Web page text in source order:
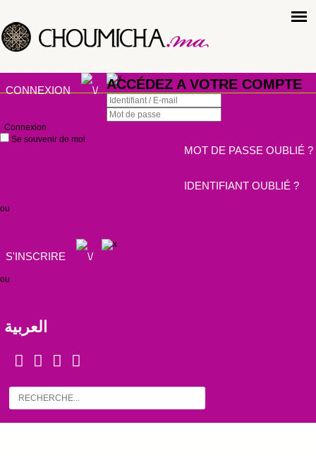
CONNEXION ACCÉDEZ A VOTRE COMPTE
Connexion
Se souvenir de moi
MOT DE PASSE OUBLIÉ ?
IDENTIFIANT OUBLIÉ ?
ou
S'INSCRIRE
ou
العربية